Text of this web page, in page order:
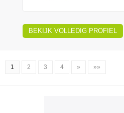
BEKIJK VOLLEDIG PROFIEL
1 2 3 4 » »»